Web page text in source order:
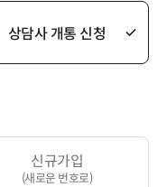
상담사 개통 신청
신규가입
(새로운 번호로)